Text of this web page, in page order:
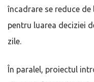
încadrare se reduce
pentru luarea deciziei
zile.
În paralel, proiectul